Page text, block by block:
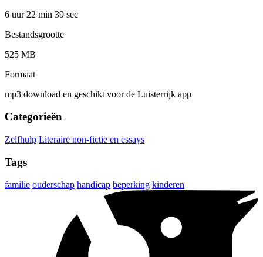
6 uur 22 min 39 sec
Bestandsgrootte
525 MB
Formaat
mp3 download en geschikt voor de Luisterrijk app
Categorieën
Zelfhulp Literaire non-fictie en essays
Tags
familie ouderschap handicap beperking kinderen